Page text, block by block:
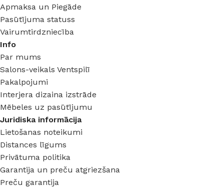
Apmaksa un Piegāde
Pasūtījuma statuss
Vairumtirdzniecība
Info
Par mums
Salons-veikals Ventspilī
Pakalpojumi
Interjera dizaina izstrāde
Mēbeles uz pasūtījumu
Juridiska informācija
Lietošanas noteikumi
Distances līgums
Privātuma politika
Garantija un preču atgriezšana
Preču garantija